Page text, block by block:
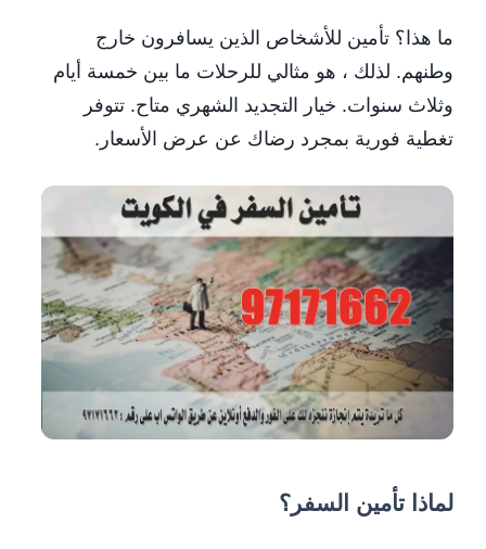
ما هذا؟ تأمين للأشخاص الذين يسافرون خارج
وطنهم. لذلك ، هو مثالي للرحلات ما بين خمسة أيام
وثلاث سنوات. خيار التجديد الشهري متاح. تتوفر
تغطية فورية بمجرد رضاك ​​عن عرض الأسعار.
لماذا تأمين السفر؟